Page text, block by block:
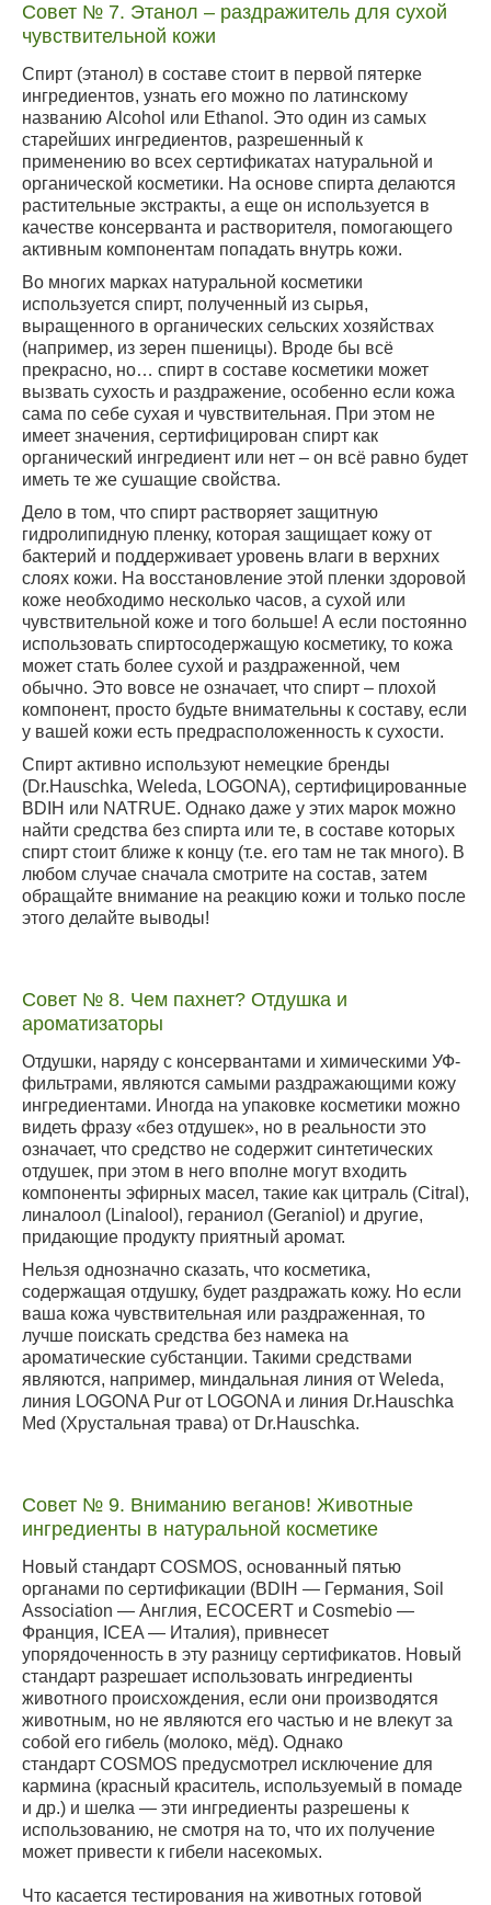
Совет № 7. Этанол – раздражитель для сухой
чувствительной кожи
Спирт (этанол) в составе стоит в первой пятерке
ингредиентов, узнать его можно по латинскому
названию Alcohol или Ethanol. Это один из самых
старейших ингредиентов, разрешенный к
применению во всех сертификатах натуральной и
органической косметики. На основе спирта делаются
растительные экстракты, а еще он используется в
качестве консерванта и растворителя, помогающего
активным компонентам попадать внутрь кожи.
Во многих марках натуральной косметики
используется спирт, полученный из сырья,
выращенного в органических сельских хозяйствах
(например, из зерен пшеницы). Вроде бы всё
прекрасно, но… спирт в составе косметики может
вызвать сухость и раздражение, особенно если кожа
сама по себе сухая и чувствительная. При этом не
имеет значения, сертифицирован спирт как
органический ингредиент или нет – он всё равно будет
иметь те же сушащие свойства.
Дело в том, что спирт растворяет защитную
гидролипидную пленку, которая защищает кожу от
бактерий и поддерживает уровень влаги в верхних
слоях кожи. На восстановление этой пленки здоровой
коже необходимо несколько часов, а сухой или
чувствительной коже и того больше! А если постоянно
использовать спиртосодержащую косметику, то кожа
может стать более сухой и раздраженной, чем
обычно. Это вовсе не означает, что спирт – плохой
компонент, просто будьте внимательны к составу, если
у вашей кожи есть предрасположенность к сухости.
Спирт активно используют немецкие бренды
(Dr.Hauschka, Weleda, LOGONA), сертифицированные
BDIH или NATRUE. Однако даже у этих марок можно
найти средства без спирта или те, в составе которых
спирт стоит ближе к концу (т.е. его там не так много). В
любом случае сначала смотрите на состав, затем
обращайте внимание на реакцию кожи и только после
этого делайте выводы!
Совет № 8. Чем пахнет? Отдушка и
ароматизаторы
Отдушки, наряду с консервантами и химическими УФ-
фильтрами, являются самыми раздражающими кожу
ингредиентами. Иногда на упаковке косметики можно
видеть фразу «без отдушек», но в реальности это
означает, что средство не содержит синтетических
отдушек, при этом в него вполне могут входить
компоненты эфирных масел, такие как цитраль (Citral),
линалоол (Linalool), гераниол (Geraniol) и другие,
придающие продукту приятный аромат.
Нельзя однозначно сказать, что косметика,
содержащая отдушку, будет раздражать кожу. Но если
ваша кожа чувствительная или раздраженная, то
лучше поискать средства без намека на
ароматические субстанции. Такими средствами
являются, например, миндальная линия от Weleda,
линия LOGONA Pur от LOGONA и линия Dr.Hauschka
Med (Хрустальная трава) от Dr.Hauschka.
Совет № 9. Вниманию веганов! Животные
ингредиенты в натуральной косметике
Новый стандарт COSMOS, основанный пятью
органами по сертификации (BDIH — Германия, Soil
Association — Англия, ECOCERT и Cosmebio —
Франция, ICEA — Италия), привнесет
упорядоченность в эту разницу сертификатов. Новый
стандарт разрешает использовать ингредиенты
животного происхождения, если они производятся
животным, но не являются его частью и не влекут за
собой его гибель (молоко, мёд). Однако
стандарт COSMOS предусмотрел исключение для
кармина (красный краситель, используемый в помаде
и др.) и шелка — эти ингредиенты разрешены к
использованию, не смотря на то, что их получение
может привести к гибели насекомых.
Что касается тестирования на животных готовой